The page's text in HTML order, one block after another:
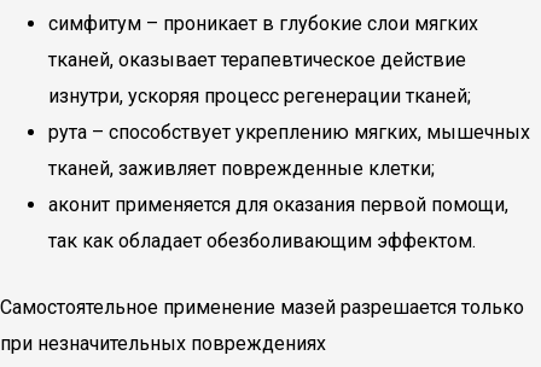
симфитум – проникает в глубокие слои мягких
тканей, оказывает терапевтическое действие
изнутри, ускоряя процесс регенерации тканей;
рута – способствует укреплению мягких, мышечных
тканей, заживляет поврежденные клетки;
аконит применяется для оказания первой помощи,
так как обладает обезболивающим эффектом.
Самостоятельное применение мазей разрешается только
при незначительных повреждениях